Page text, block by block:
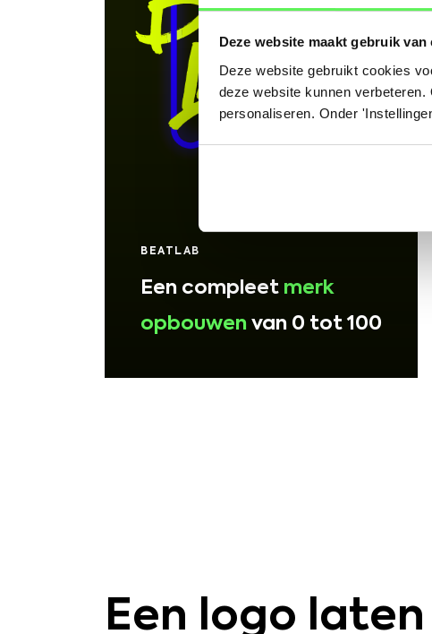
Deze website maakt gebruik van
Deze website gebruikt cookies
deze website kunnen
personaliseren. Onder
BEATLAB
Een compleet merk
opbouwen van 0 tot 100
Een logo laten